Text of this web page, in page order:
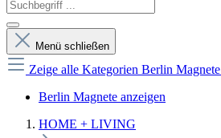
Menü schließen
Zeige alle Kategorien Berlin Magnete
Berlin Magnete anzeigen
HOME + LIVING